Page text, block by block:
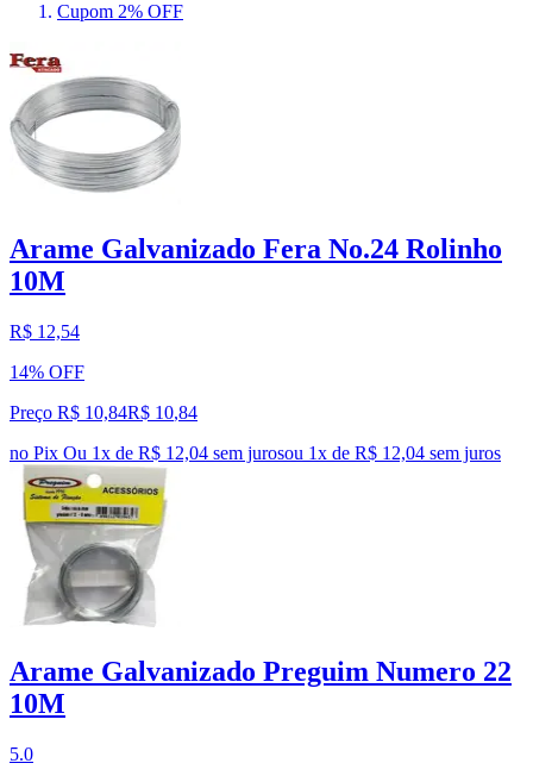
Cupom 2% OFF
Arame Galvanizado Fera No.24 Rolinho
10M
R$ 12,54
14% OFF
Preço R$ 10,84R$ 10,84
no Pix Ou 1x de R$ 12,04 sem jurosou 1x de R$ 12,04 sem juros
Arame Galvanizado Preguim Numero 22
10M
5.0